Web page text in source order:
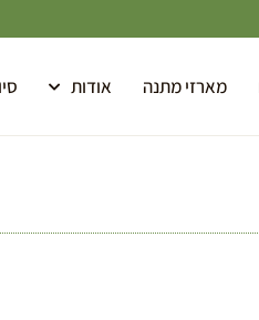
מארזי מתנה אודות